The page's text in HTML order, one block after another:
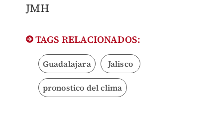
JMH
TAGS RELACIONADOS:
Guadalajara Jalisco
pronostico del clima